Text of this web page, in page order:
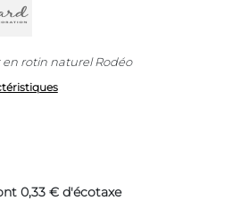
rotin naturel Rodéo
0,33 € d'écotaxe